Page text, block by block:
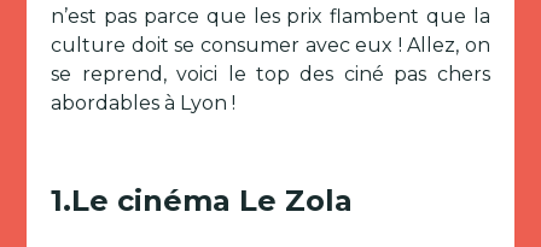
n’est pas parce que les prix flambent que la
culture doit se consumer avec eux ! Allez, on
se reprend, voici le top des ciné pas chers
abordables à Lyon !
1.Le cinéma Le Zola